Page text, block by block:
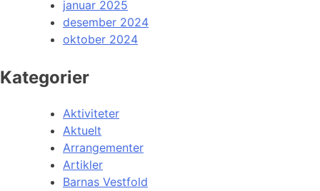
januar 2025
desember 2024
oktober 2024
Kategorier
Aktiviteter
Aktuelt
Arrangementer
Artikler
Barnas Vestfold